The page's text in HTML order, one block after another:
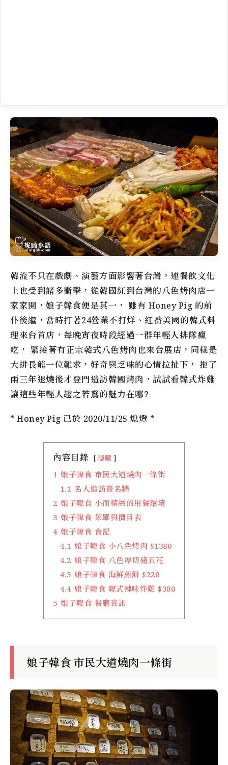
韓流不只在戲劇、演藝方面影響著台灣，連餐飲文化
上也受到諸多衝擊，從韓國紅到台灣的八色烤肉店一
家家開， 娘子韓食便是其一， 雖有 Honey Pig 的前
仆後繼，當時打著24營業不打烊、紅番美國的韓式料
理來台首店，每晚宵夜時段經過一群年輕人排隊瘋
吃， 緊接著有正宗韓式八色烤肉也來台展店，同樣是
大排長龍一位難求，好奇與乏味的心情拉扯下， 拖了
兩三年退燒後才登門造訪韓國烤肉，試試看韓式炸雞
讓這些年輕人趨之若鶩的魅力在哪?
* Honey Pig 已於 2020/11/25 熄燈 *
內容目錄 隱藏
1 娘子韓食 市民大道燒肉一條街
1.1 名人造訪簽名牆
2 娘子韓食 小而精緻的用餐環境
3 娘子韓食 菜單與價目表
4 娘子韓食 食記
4.1 娘子韓食 小八色烤肉 $1380
4.2 娘子韓食 八色厚切豬五花
4.3 娘子韓食 海鮮煎餅 $220
4.4 娘子韓食 韓式辣味炸雞 $380
5 娘子韓食 餐廳資訊
娘子韓食 市民大道燒肉一條街